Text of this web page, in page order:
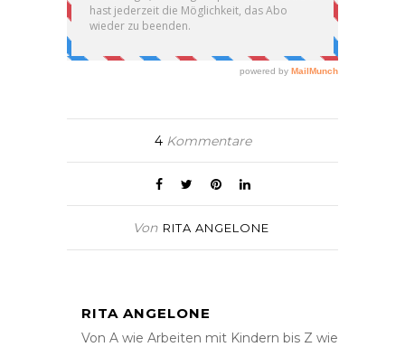
4Kommentare
Von RITA ANGELONE
RITA ANGELONE
Von A wie Arbeiten mit Kindern bis Z wie